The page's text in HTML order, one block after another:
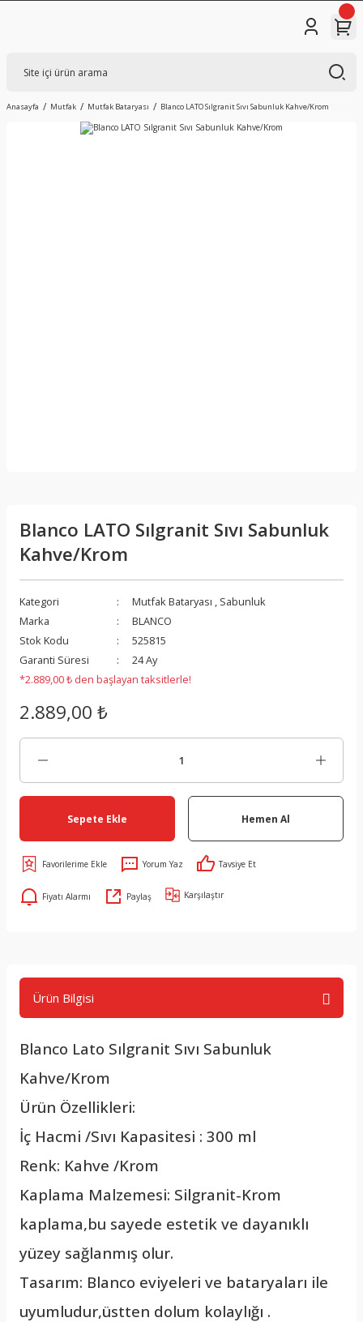
Anasayfa Mutfak Mutfak Bataryası Blanco LATO Sılgranit Sıvı Sabunluk Kahve/Krom
Blanco LATO Sılgranit Sıvı Sabunluk
Kahve/Krom
Kategori Mutfak Bataryası , Sabunluk
Marka
BLANCO
Stok Kodu
525815
Garanti Süresi
24 Ay
*2.889,00 ₺ den başlayan taksitlerle!
2.889,00 ₺
Sepete Ekle Hemen Al
Yorum Yaz Tavsiye Et
Fiyatı Alarmı Paylaş Karşılaştır
Ürün Bilgisi
Blanco Lato Sılgranit Sıvı Sabunluk
Kahve/Krom
Ürün Özellikleri:
İç Hacmi /Sıvı Kapasitesi : 300 ml
Renk: Kahve /Krom
Kaplama Malzemesi: Silgranit-Krom
kaplama,bu sayede estetik ve dayanıklı
yüzey sağlanmış olur.
Tasarım: Blanco eviyeleri ve bataryaları ile
uyumludur,üstten dolum kolaylığı .